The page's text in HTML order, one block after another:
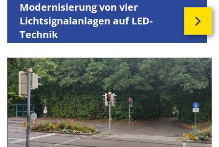
Modernisierung von vier
Lichtsignalanlagen auf LED-
Technik